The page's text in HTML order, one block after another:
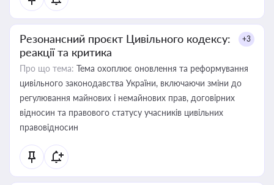
Резонансний проєкт Цивільного кодексу:
реакції та критика
+3
Про що тема: Тема охоплює оновлення та реформування
цивільного законодавства України, включаючи зміни до
регулювання майнових і немайнових прав, договірних
відносин та правового статусу учасників цивільних
правовідносин